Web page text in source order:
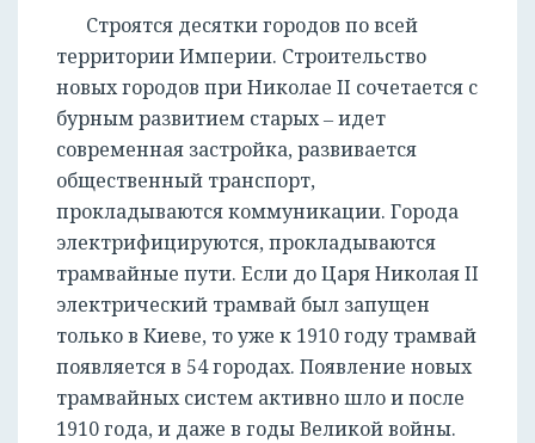
Строятся десятки городов по всей
территории Империи. Строительство
новых городов при Николае II сочетается с
бурным развитием старых ‒ идет
современная застройка, развивается
общественный транспорт,
прокладываются коммуникации. Города
электрифицируются, прокладываются
трамвайные пути. Если до Царя Николая II
электрический трамвай был запущен
только в Киеве, то уже к 1910 году трамвай
появляется в 54 городах. Появление новых
трамвайных систем активно шло и после
1910 года, и даже в годы Великой войны.